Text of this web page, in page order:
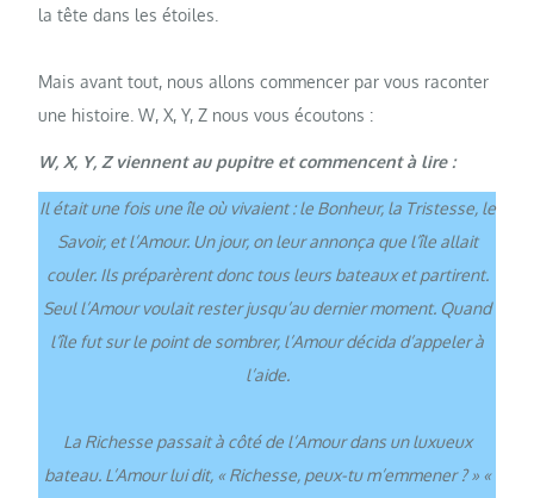
la tête dans les étoiles.
Mais avant tout, nous allons commencer par vous raconter
une histoire. W, X, Y, Z nous vous écoutons :
W, X, Y, Z viennent au pupitre et commencent à lire :
Il était une fois une île où vivaient : le Bonheur, la Tristesse, le
Savoir, et l’Amour. Un jour, on leur annonça que l’île allait
couler. Ils préparèrent donc tous leurs bateaux et partirent.
Seul l’Amour voulait rester jusqu’au dernier moment. Quand
l’île fut sur le point de sombrer, l’Amour décida d’appeler à
l’aide.
La Richesse passait à côté de l’Amour dans un luxueux
bateau. L’Amour lui dit, « Richesse, peux-tu m’emmener ? » «